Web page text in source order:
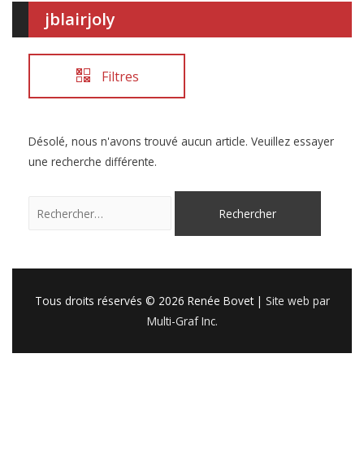
jblairjoly
Filtres
Désolé, nous n'avons trouvé aucun article. Veuillez essayer
une recherche différente.
Tous droits réservés © 2026 Renée Bovet| Site web par
Multi-Graf Inc.